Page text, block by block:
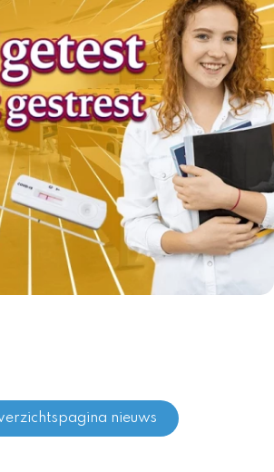
nieuws